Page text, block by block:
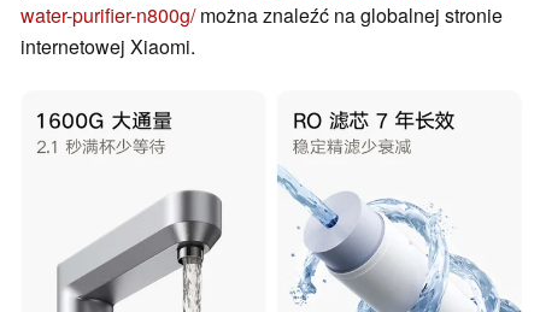
water-purifier-n800g/można znaleźć na globalnej stronie
internetowej Xiaomi.